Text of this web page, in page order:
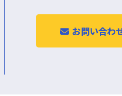
お問い合わ